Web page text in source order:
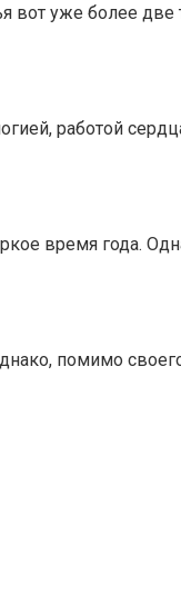
уже более две
работой
время года.
помимо